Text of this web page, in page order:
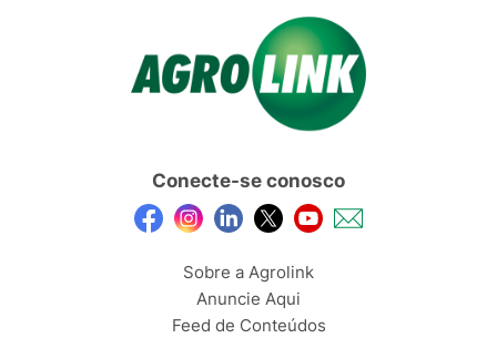
Conecte-se conosco
Sobre a Agrolink
Anuncie Aqui
Feed de Conteúdos